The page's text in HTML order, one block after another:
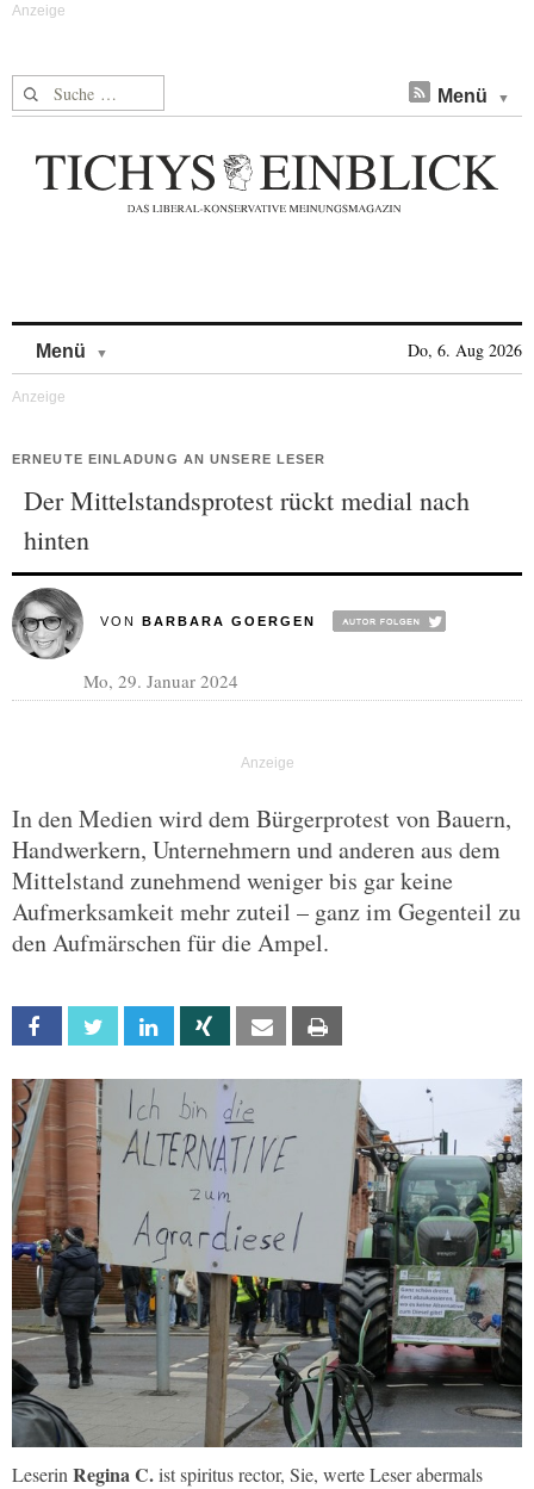
Suche nach: Menü
Menü Do, 6. Aug 2026
ERNEUTE EINLADUNG AN UNSERE LESER
Der Mittelstandsprotest rückt medial nach
hinten
VON BARBARA GOERGEN
Mo, 29. Januar 2024
In den Medien wird dem Bürgerprotest von Bauern,
Handwerkern, Unternehmern und anderen aus dem
Mittelstand zunehmend weniger bis gar keine
Aufmerksamkeit mehr zuteil – ganz im Gegenteil zu
den Aufmärschen für die Ampel.
Facebook Twitter Linkedin Xing Email
Leserin Regina C.ist spiritus rector, Sie, werte Leser abermals